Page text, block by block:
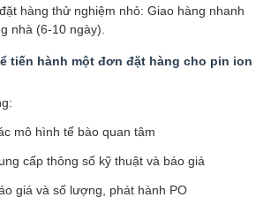
hàng thử nghiệm nhỏ: Giao hàng nhanh
nhà (6-10 ngày).
tiến hành một đơn đặt hàng cho pin ion
mô hình tế bào quan tâm
cấp thông số kỹ thuật và báo giá
giá và số lượng, phát hành PO